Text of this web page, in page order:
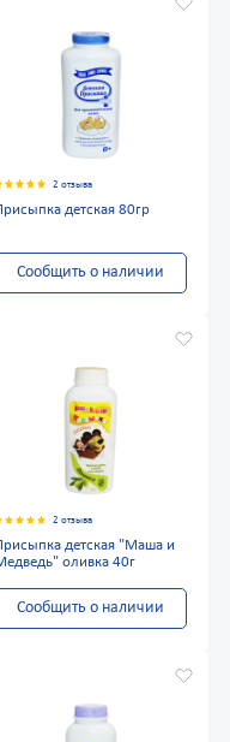
2 отзыва
детская 80гр
Сообщить о наличии
2 отзыва
детская "Маша и
оливка 40г
Сообщить о наличии